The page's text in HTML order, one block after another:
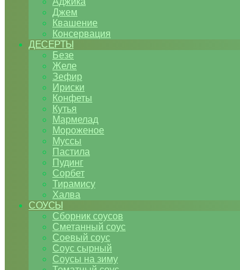
Джем
Квашение
Консервация
ДЕСЕРТЫ
Безе
Желе
Зефир
Ириски
Конфеты
Кутья
Мармелад
Мороженое
Муссы
Пастила
Пудинг
Сорбет
Тирамису
Халва
СОУСЫ
Сборник соусов
Сметанный соус
Соевый соус
Соус сырный
Соусы на зиму